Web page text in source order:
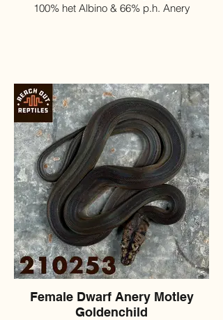
100% het Albino & 66% p.h. Anery
Female Dwarf Anery Motley
Goldenchild